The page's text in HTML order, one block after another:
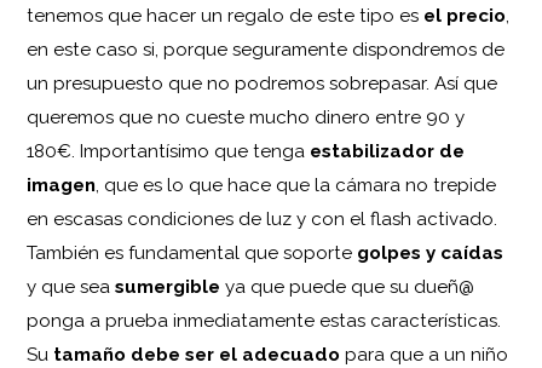
tenemos que hacer un regalo de este tipo es el precio,
en este caso si, porque seguramente dispondremos de
un presupuesto que no podremos sobrepasar. Así que
queremos que no cueste mucho dinero entre 90 y
180€. Importantísimo que tenga estabilizador de
imagen, que es lo que hace que la cámara no trepide
en escasas condiciones de luz y con el flash activado.
También es fundamental que soporte golpes y caídas
y que seasumergible ya que puede que su dueñ@
ponga a prueba inmediatamente estas características.
Su tamaño debe ser el adecuado para que a un niño